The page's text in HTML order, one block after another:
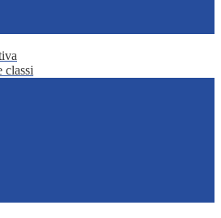
classi